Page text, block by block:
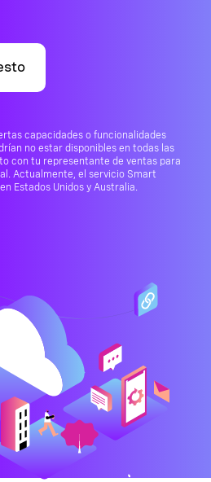
capacidades o funcionalidades
no estar disponibles en todas las
con tu representante de ventas para
Actualmente, el servicio Smart
Estados Unidos y Australia.